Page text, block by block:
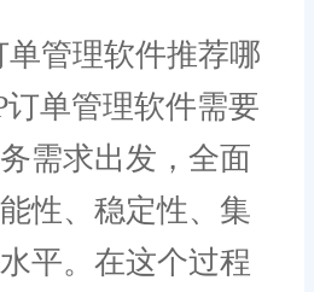
管理软件推荐哪
订单管理软件需要
需求出发，全面
性、稳定性、集
平。在这个过程